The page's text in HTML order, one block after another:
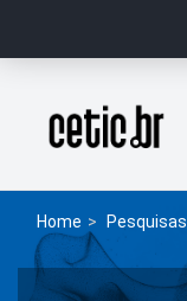
Página inicial
Home Pesquisas